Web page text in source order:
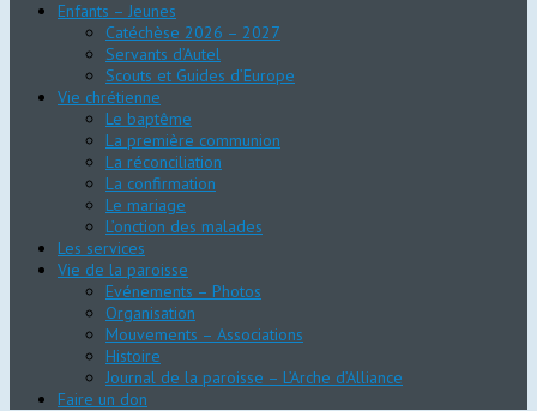
Enfants – Jeunes
Catéchèse 2026 – 2027
Servants d’Autel
Scouts et Guides d’Europe
Vie chrétienne
Le baptême
La première communion
La réconciliation
La confirmation
Le mariage
L’onction des malades
Les services
Vie de la paroisse
Evénements – Photos
Organisation
Mouvements – Associations
Histoire
Journal de la paroisse – L’Arche d’Alliance
Faire un don